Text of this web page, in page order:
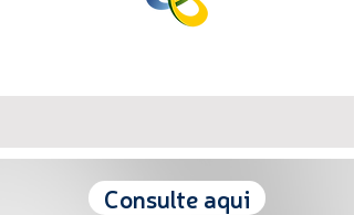
Consulte aqui